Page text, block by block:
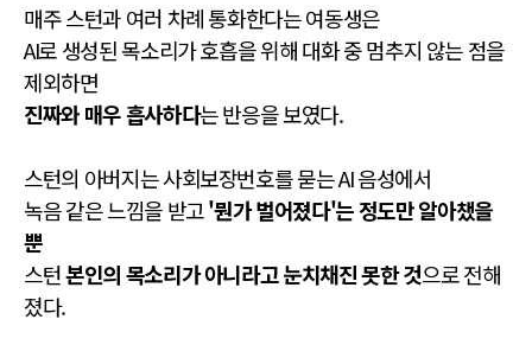
매주 스턴과 여러 차례 통화한다는 여동생은
AI로 생성된 목소리가 호흡을 위해 대화 중 멈추지 않는 점을
제외하면
진짜와 매우 흡사하다는 반응을 보였다.
스턴의 아버지는 사회보장번호를 묻는 AI 음성에서
녹음 같은 느낌을 받고'뭔가 벌어졌다'는 정도만 알아챘을
뿐
스턴본인의 목소리가 아니라고 눈치채진 못한 것으로 전해
졌다.